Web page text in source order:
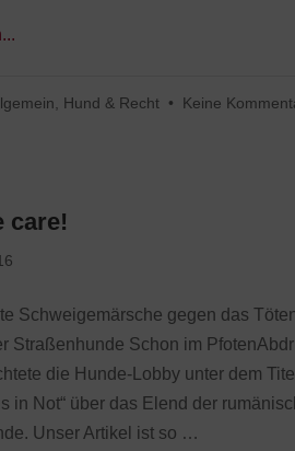
, Hund & Recht • Keine
care!
Schweigemärsche gegen das
Straßenhunde Schon im
die Hunde-Lobby unter dem Titel
in Not“ über das Elend der
Unser Artikel ist so …